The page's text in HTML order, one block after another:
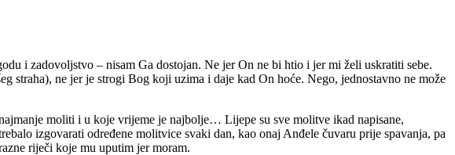
i zadovoljstvo – nisam Ga dostojan. Ne jer On ne bi htio i jer mi želi uskratiti sebe.
straha), ne jer je strogi Bog koji uzima i daje kad On hoće. Nego, jednostavno ne može
moliti i u koje vrijeme je najbolje… Lijepe su sve molitve ikad napisane,
izgovarati određene molitvice svaki dan, kao onaj Anđele čuvaru prije spavanja, pa
riječi koje mu uputim jer moram.